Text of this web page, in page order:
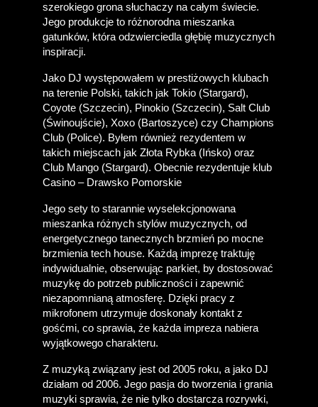
szerokiego grona słuchaczy na całym świecie.
Jego produkcje to różnorodna mieszanka
gatunków, która odzwierciedla głębię muzycznych
inspiracji.
Jako DJ występowałem w prestiżowych klubach
na terenie Polski, takich jak Tokio (Stargard),
Coyote (Szczecin), Pinokio (Szczecin), Salt Club
(Świnoujście), Xoxo (Bartoszyce) czy Champions
Club (Police). Byłem również rezydentem w
takich miejscach jak Złota Rybka (Ińsko) oraz
Club Mango (Stargard). Obecnie rezydentuje klub
Casino – Drawsko Pomorskie
Jego sety to starannie wyselekcjonowana
mieszanka różnych stylów muzycznych, od
energetycznego tanecznych brzmień po mocne
brzmienia tech house. Każdą imprezę traktuję
indywidualnie, obserwując parkiet, by dostosować
muzykę do potrzeb publiczności i zapewnić
niezapomnianą atmosferę. Dzięki pracy z
mikrofonem utrzymuje doskonały kontakt z
gośćmi, co sprawia, że każda impreza nabiera
wyjątkowego charakteru.
Z muzyką związany jest od 2005 roku, a jako DJ
działam od 2006. Jego pasja do tworzenia i grania
muzyki sprawia, że nie tylko dostarcza rozrywki,